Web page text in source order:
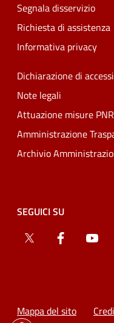
Segnala disservizio
Richiesta di assistenza
Informativa privacy
Dichiarazione di
Note legali
Attuazione misure
Amministrazione
Archivio
SEGUICI SU
Twitter
Facebook
Mappa del sito